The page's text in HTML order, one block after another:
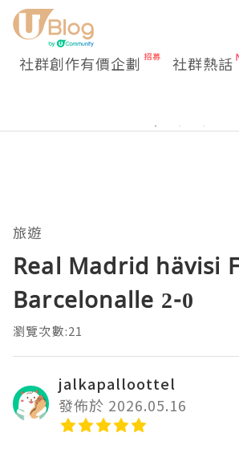
社群創作有價企劃 社群熱話
旅遊
Real Madrid hävisi
Barcelonalle 2-0
瀏覽次數:21
jalkapalloottel
發佈於 2026.05.16